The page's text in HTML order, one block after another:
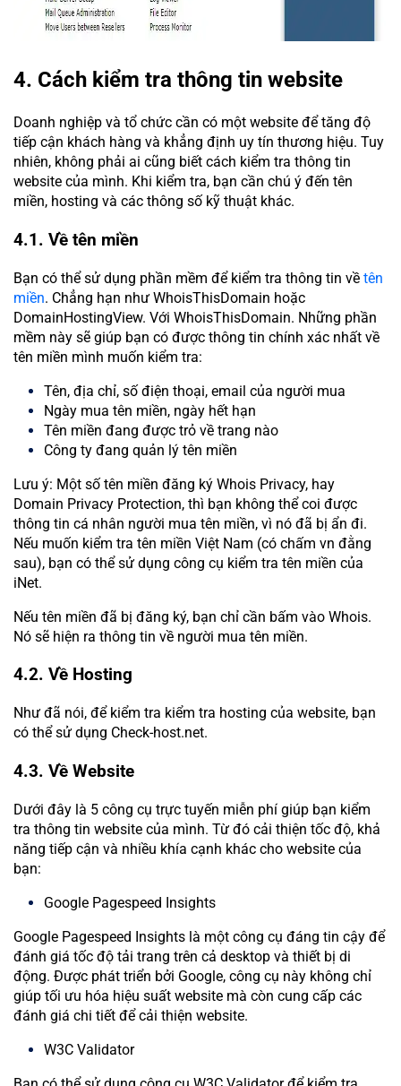
4. Cách kiểm tra thông tin website
Doanh nghiệp và tổ chức cần có một website để tăng độ
tiếp cận khách hàng và khẳng định uy tín thương hiệu. Tuy
nhiên, không phải ai cũng biết cách kiểm tra thông tin
website của mình. Khi kiểm tra, bạn cần chú ý đến tên
miền, hosting và các thông số kỹ thuật khác.
4.1. Về tên miền
Bạn có thể sử dụng phần mềm để kiểm tra thông tin về tên
miền. Chẳng hạn như WhoisThisDomain hoặc
DomainHostingView. Với WhoisThisDomain. Những phần
mềm này sẽ giúp bạn có được thông tin chính xác nhất về
tên miền mình muốn kiểm tra:
Tên, địa chỉ, số điện thoại, email của người mua
Ngày mua tên miền, ngày hết hạn
Tên miền đang được trỏ về trang nào
Công ty đang quản lý tên miền
Lưu ý: Một số tên miền đăng ký Whois Privacy, hay
Domain Privacy Protection, thì bạn không thể coi được
thông tin cá nhân người mua tên miền, vì nó đã bị ẩn đi.
Nếu muốn kiểm tra tên miền Việt Nam (có chấm vn đằng
sau), bạn có thể sử dụng công cụ kiểm tra tên miền của
iNet.
Nếu tên miền đã bị đăng ký, bạn chỉ cần bấm vào Whois.
Nó sẽ hiện ra thông tin về người mua tên miền.
4.2. Về Hosting
Như đã nói, để kiểm tra kiểm tra hosting của website, bạn
có thể sử dụng Check-host.net.
4.3. Về Website
Dưới đây là 5 công cụ trực tuyến miễn phí giúp bạn kiểm
tra thông tin website của mình. Từ đó cải thiện tốc độ, khả
năng tiếp cận và nhiều khía cạnh khác cho website của
bạn:
Google Pagespeed Insights
Google Pagespeed Insights là một công cụ đáng tin cậy để
đánh giá tốc độ tải trang trên cả desktop và thiết bị di
động. Được phát triển bởi Google, công cụ này không chỉ
giúp tối ưu hóa hiệu suất website mà còn cung cấp các
đánh giá chi tiết để cải thiện website.
W3C Validator